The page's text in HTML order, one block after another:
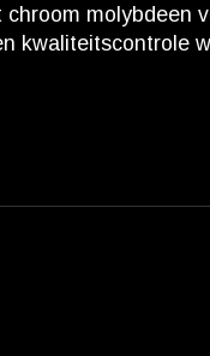
molybdeen
kwaliteitscontrole